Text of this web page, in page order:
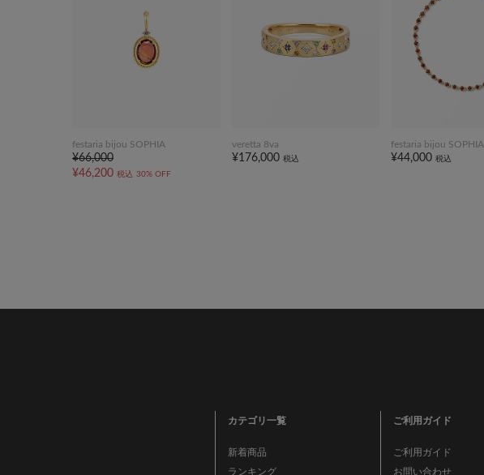
festaria bijou SOPHIA
¥66,000
¥46,200 税込 30% OFF
veretta 8va
¥176,000 税込
festaria bijou SOPHIA
¥44,000税込
カテゴリ一覧
新着商品
ランキング
ご利用ガイド
ご利用ガイド
お問い合わせ